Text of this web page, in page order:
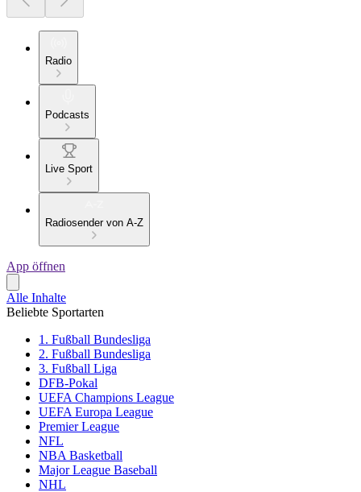
Radio
Podcasts
Live Sport
Radiosender von A-Z
App öffnen
Alle Inhalte
Beliebte Sportarten
1. Fußball Bundesliga
2. Fußball Bundesliga
3. Fußball Liga
DFB-Pokal
UEFA Champions League
UEFA Europa League
Premier League
NFL
NBA Basketball
Major League Baseball
NHL